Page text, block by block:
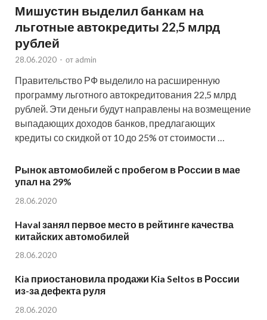
Мишустин выделил банкам на
льготные автокредиты 22,5 млрд
рублей
28.06.2020 - от admin
Правительство РФ выделило на расширенную
программу льготного автокредитования 22,5 млрд
рублей. Эти деньги будут направлены на возмещение
выпадающих доходов банков, предлагающих
кредиты со скидкой от 10 до 25% от стоимости …
Рынок автомобилей с пробегом в России в мае
упал на 29%
28.06.2020
Haval занял первое место в рейтинге качества
китайских автомобилей
28.06.2020
Kia приостановила продажи Kia Seltos в России
из-за дефекта руля
28.06.2020